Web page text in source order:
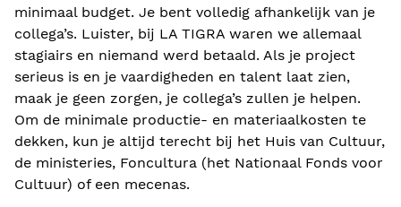
minimaal budget. Je bent volledig afhankelijk van je
collega’s. Luister, bij LA TIGRA waren we allemaal
stagiairs en niemand werd betaald. Als je project
serieus is en je vaardigheden en talent laat zien,
maak je geen zorgen, je collega’s zullen je helpen.
Om de minimale productie- en materiaalkosten te
dekken, kun je altijd terecht bij het Huis van Cultuur,
de ministeries, Foncultura (het Nationaal Fonds voor
Cultuur) of een mecenas.